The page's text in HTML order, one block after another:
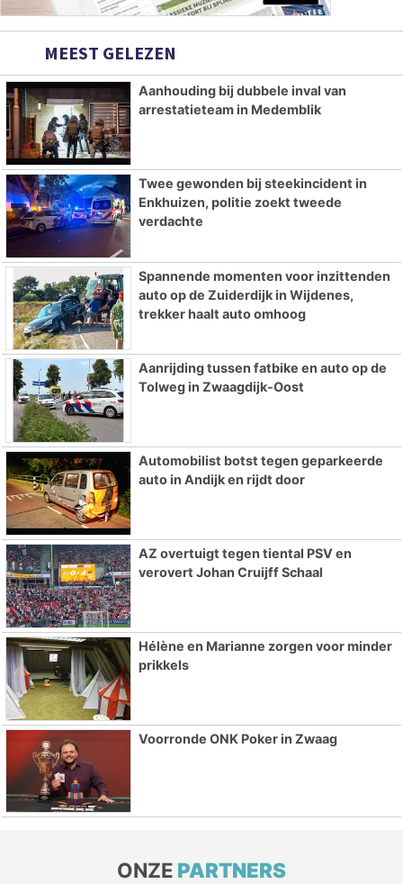
MEEST GELEZEN
Aanhouding bij dubbele inval van
arrestatieteam in Medemblik
Twee gewonden bij steekincident in
Enkhuizen, politie zoekt tweede
verdachte
Spannende momenten voor inzittenden
auto op de Zuiderdijk in Wijdenes,
trekker haalt auto omhoog
Aanrijding tussen fatbike en auto op de
Tolweg in Zwaagdijk-Oost
Automobilist botst tegen geparkeerde
auto in Andijk en rijdt door
AZ overtuigt tegen tiental PSV en
verovert Johan Cruijff Schaal
Hélène en Marianne zorgen voor minder
prikkels
Voorronde ONK Poker in Zwaag
ONZE PARTNERS